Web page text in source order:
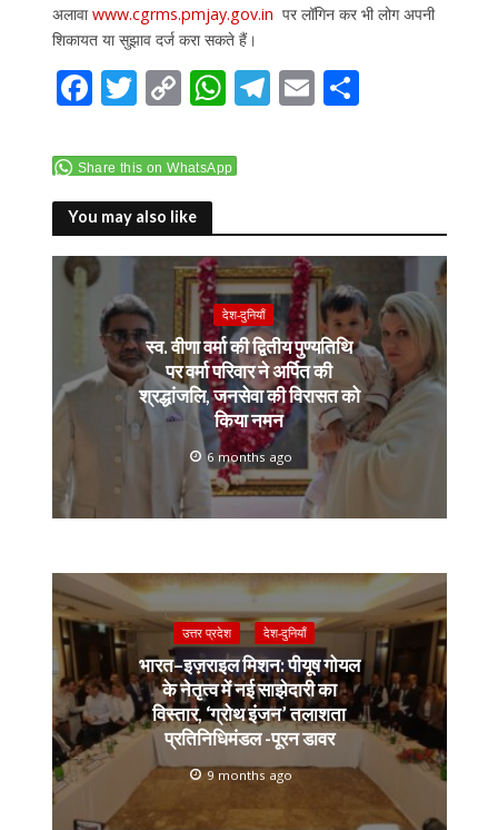
अलावाwww.cgrms.pmjay.gov.in पर लॉगिन कर भी लोग अपनी
शिकायत या सुझाव दर्ज करा सकते हैं।
F
ac
e
b
o
o
k
T
w
itt
er
C
o
p
y
Li
n
k
W
h
at
A
p
p
T
el
a
m
E
m
S
Share this on WhatsApp
You may also like
देश-दुनियाँ
स्व. वीणा वर्मा की द्वितीय पुण्यतिथि
पर वर्मा परिवार ने अर्पित की
श्रद्धांजलि, जनसेवा की विरासत को
किया नमन
6 months ago
उत्तर प्रदेश देश-दुनियाँ
भारत–इज़राइल मिशन: पीयूष गोयल
के नेतृत्व में नई साझेदारी का
विस्तार, ‘ग्रोथ इंजन’ तलाशता
प्रतिनिधिमंडल -पूरन डावर
9 months ago